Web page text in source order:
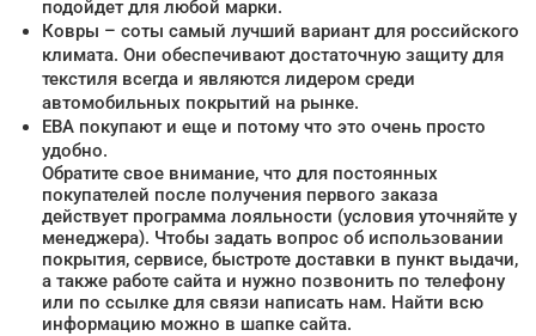
подойдет для любой марки.
Ковры – соты самый лучший вариант для российского
климата. Они обеспечивают достаточную защиту для
текстиля всегда и являются лидером среди
автомобильных покрытий на рынке.
ЕВА покупают и еще и потому что это очень просто
удобно.
Обратите свое внимание, что для постоянных
покупателей после получения первого заказа
действует программа лояльности (условия уточняйте у
менеджера). Чтобы задать вопрос об использовании
покрытия, сервисе, быстроте доставки в пункт выдачи,
а также работе сайта и нужно позвонить по телефону
или по ссылке для связи написать нам. Найти всю
информацию можно в шапке сайта.